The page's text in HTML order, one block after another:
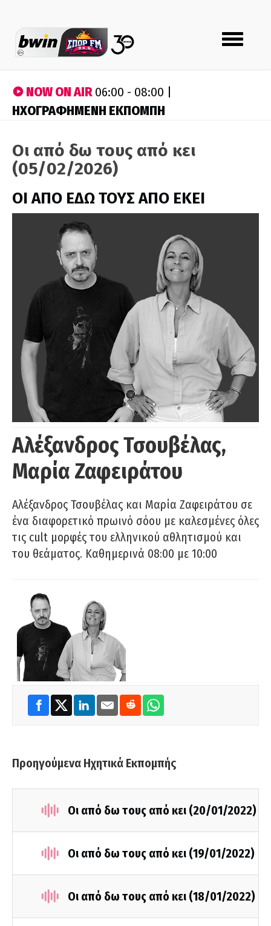
Toggle
navigation
NOW ON AIR06:00 - 08:00 |
ΗΧΟΓΡΑΦΗΜΕΝΗ ΕΚΠΟΜΠΗ
Οι από δω τους από κει
(05/02/2026)
ΟΙ ΑΠΟ ΕΔΩ ΤΟΥΣ ΑΠΟ ΕΚΕΙ
Αλέξανδρος Τσουβέλας,
Μαρία Ζαφειράτου
Αλέξανδρος Τσουβέλας και Μαρία Ζαφειράτου σε
ένα διαφορετικό πρωινό σόου με καλεσμένες όλες
τις cult μορφές του ελληνικού αθλητισμού και
του θεάματος. Καθημερινά 08:00 με 10:00
Προηγούμενα Ηχητικά Εκπομπής
Οι από δω τους από κει (20/01/2022)
Οι από δω τους από κει (19/01/2022)
Οι από δω τους από κει (18/01/2022)